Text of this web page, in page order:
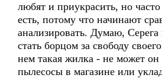
любят и приукрасить, но часто
есть, потому что начинают
анализировать. Думаю,
стать борцом за свободу
нем такая жилка - не может он
пылесосы в магазине или